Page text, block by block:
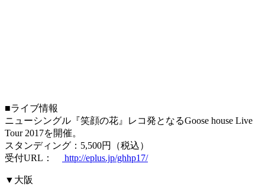
■ライブ情報
ニューシングル『笑顔の花』レコ発となるGoose house Live
Tour 2017を開催。
スタンディング：5,500円（税込）
受付URL：
http://eplus.jp/ghhp17/
▼大阪